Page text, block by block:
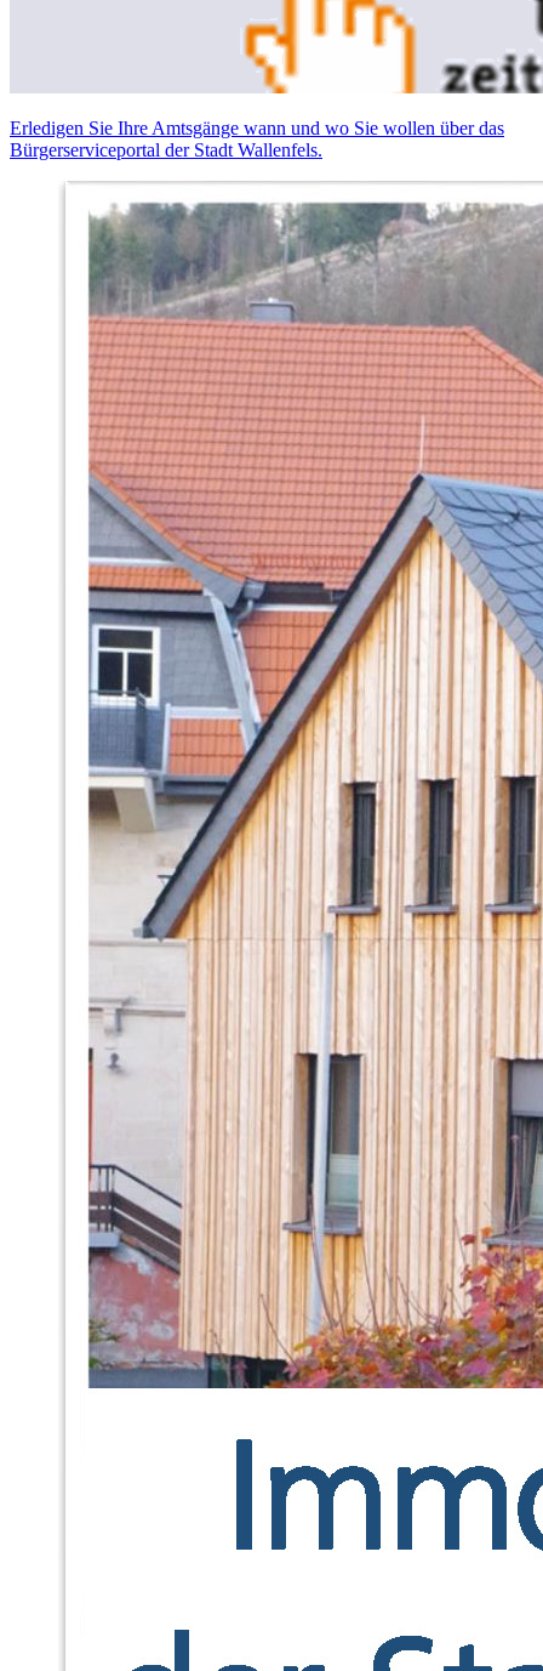
Erledigen Sie Ihre Amtsgänge wann und wo Sie wollen über das
Bürgerserviceportal der Stadt Wallenfels.